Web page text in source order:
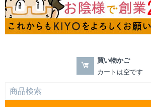
買い物かご
カートは空です